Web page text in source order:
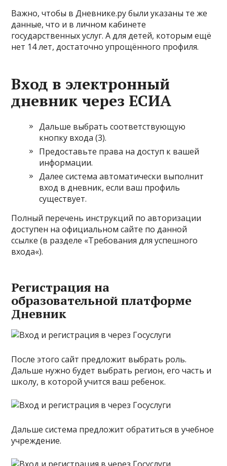
Важно, чтобы в Дневнике.ру были указаны те же
данные, что и в личном кабинете
государственных услуг. А для детей, которым ещё
нет 14 лет, достаточно упрощённого профиля.
Вход в электронный
дневник через ЕСИА
Дальше выбрать соответствующую
кнопку входа (3).
Предоставьте права на доступ к вашей
информации.
Далее система автоматически выполнит
вход в дневник, если ваш профиль
существует.
Полный перечень инструкций по авторизации
доступен на официальном сайте по данной
ссылке (в разделе «Требования для успешного
входа«).
Регистрация на
образовательной платформе
Дневник
После этого сайт предложит выбрать роль.
Дальше нужно будет выбрать регион, его часть и
школу, в которой учится ваш ребенок.
Дальше система предложит обратиться в учебное
учреждение.